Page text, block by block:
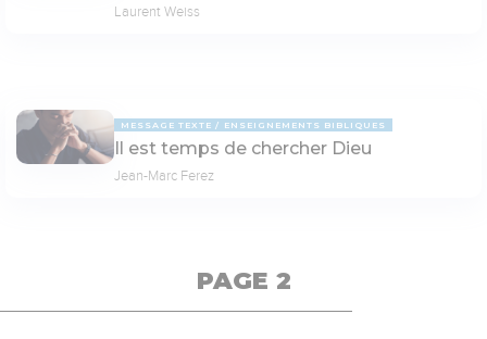
Laurent Weiss
MESSAGE TEXTE ENSEIGNEMENTS BIBLIQUES
Il est temps de chercher Dieu
Jean-Marc Ferez
PAGE 2